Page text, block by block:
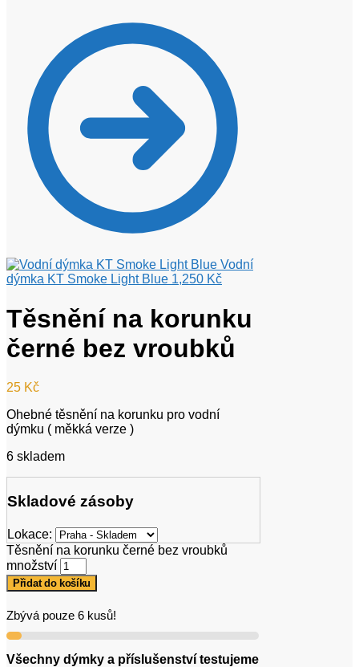
Vodní
dýmka KT Smoke Light Blue 1,250 Kč
Těsnění na korunku
černé bez vroubků
25 Kč
Ohebné těsnění na korunku pro vodní
dýmku ( měkká verze )
6 skladem
Skladové zásoby
Lokace:
Těsnění na korunku černé bez vroubků
množství
Přidat do košíku
Zbývá pouze 6 kusů!
Všechny dýmky a příslušenství testujeme